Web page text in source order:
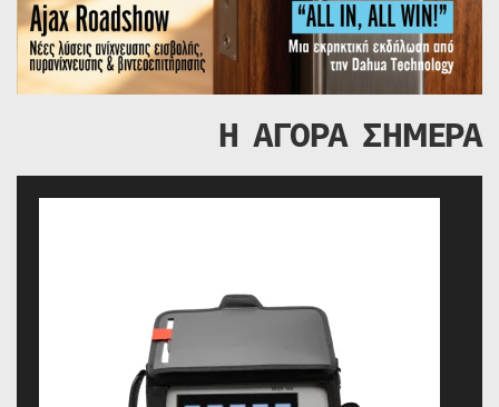
Η ΑΓΟΡΑ ΣΗΜΕΡΑ